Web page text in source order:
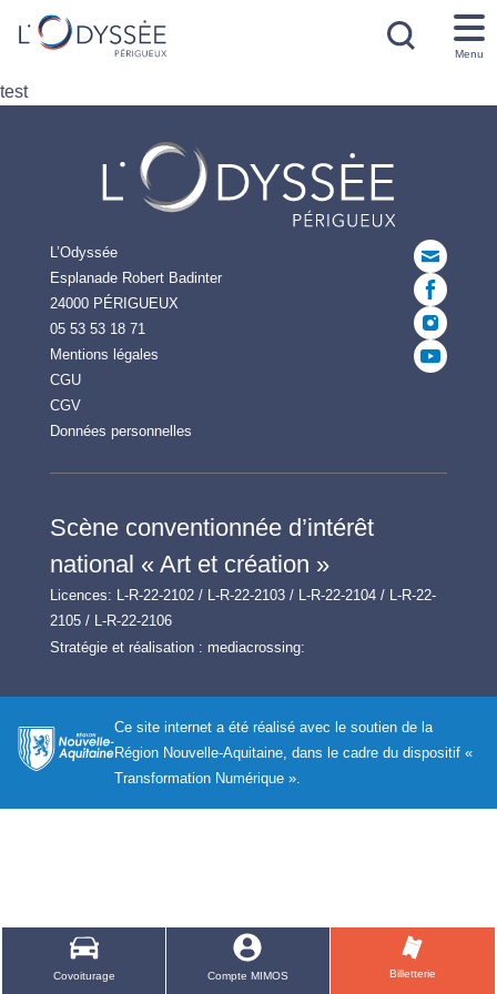
Covoiturage Compte MIMOS Billetterie
Menu
test
L’Odyssée
Esplanade Robert Badinter
24000 PÉRIGUEUX
05 53 53 18 71
Mentions légales
CGU
CGV
Données personnelles
Scène conventionnée d’intérêt
national « Art et création »
Licences: L-R-22-2102 / L-R-22-2103 / L-R-22-2104 / L-R-22-
2105 / L-R-22-2106
Stratégie et réalisation : mediacrossing:
Ce site internet a été réalisé avec le soutien de la
Région Nouvelle-Aquitaine, dans le cadre du dispositif «
Transformation Numérique ».